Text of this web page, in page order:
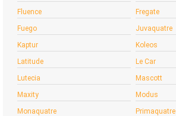
Fluence
Fregate
Fuego
Juvaquatre
Kaptur
Koleos
Latitude
Le Car
Lutecia
Mascott
Maxity
Modus
Monaquatre
Primaquatre